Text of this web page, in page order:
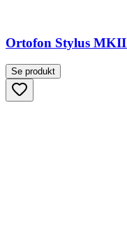
Ortofon Stylus
Se produkt